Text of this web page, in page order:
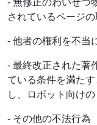
- 無修正のわいせつ
されているページの
- 他者の権利を不当
- 最終改正された著
ている条件を満た
し、ロボット向け
- その他の不法行為